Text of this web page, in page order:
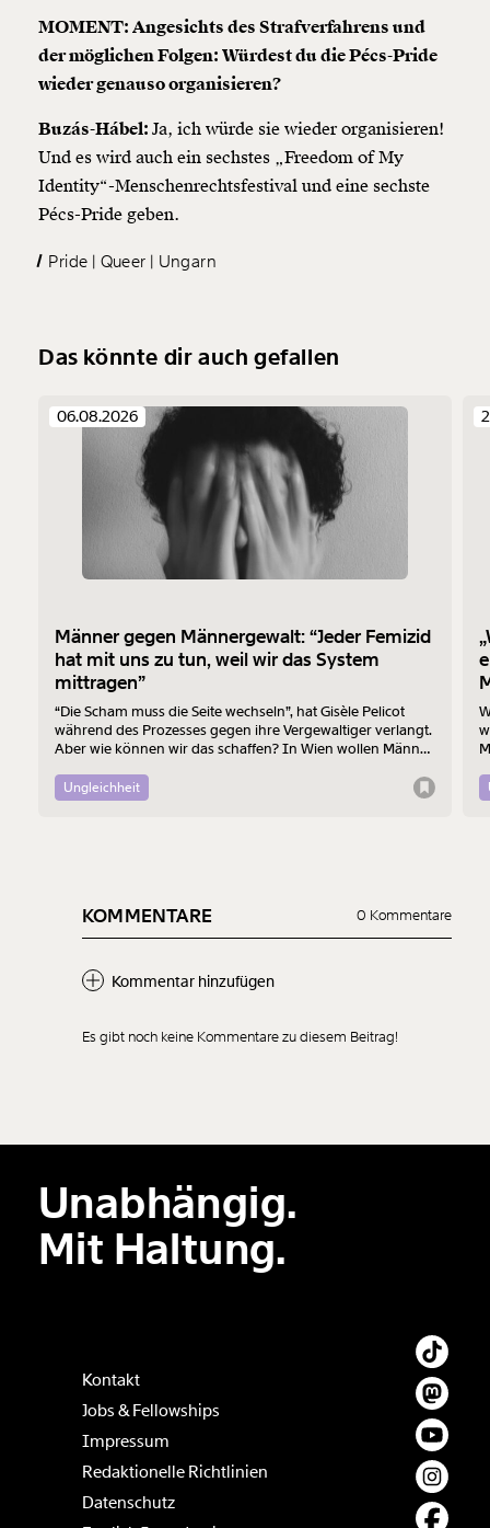
MOMENT: Angesichts des Strafverfahrens und
der möglichen Folgen: Würdest du die Pécs-Pride
wieder genauso organisieren?
Buzás-Hábel: Ja, ich würde sie wieder organisieren!
Und es wird auch ein sechstes „Freedom of My
Identity“-Menschenrechtsfestival und eine sechste
Pécs-Pride geben.
Pride Queer Ungarn
Das könnte dir auch gefallen
06.08.2026
Männer gegen Männergewalt: “Jeder Femizid
hat mit uns zu tun, weil wir das System
mittragen”
“Die Scham muss die Seite wechseln”, hat Gisèle Pelicot
während des Prozesses gegen ihre Vergewaltiger verlangt.
Aber wie können wir das schaffen? In Wien wollen Männer
Männergewalt den ersten Schritt machen.
Ungleichheit
KOMMENTARE 0 Kommentare
Kommentar hinzufügen
Der Inhalt dieses Feldes wird nicht öffentlich zugänglich angezeigt.
Es gibt noch keine Kommentare zu diesem Beitrag!
Unabhängig.
Mit Haltung.
Kontakt
Jobs & Fellowships
Impressum
Redaktionelle Richtlinien
Datenschutz